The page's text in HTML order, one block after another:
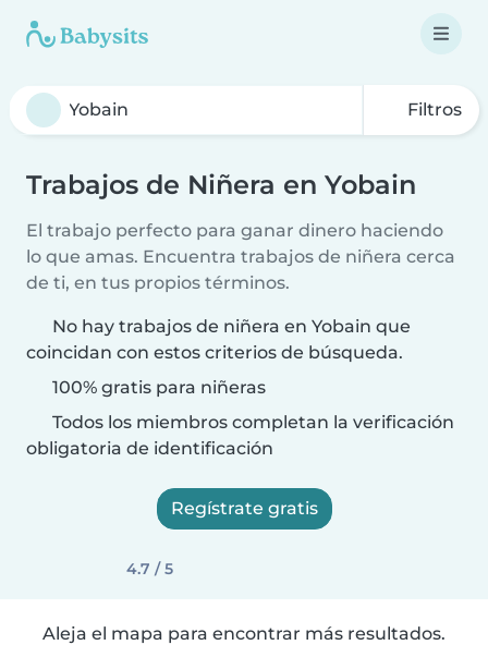
Filtros
Trabajos de Niñera en Yobain
El trabajo perfecto para ganar dinero haciendo
lo que amas. Encuentra trabajos de niñera cerca
de ti, en tus propios términos.
No hay trabajos de niñera en Yobain que
coincidan con estos criterios de búsqueda.
100% gratis para niñeras
Todos los miembros completan la verificación
obligatoria de identificación
Regístrate gratis
4.7 / 5
Aleja el mapa para encontrar más resultados.